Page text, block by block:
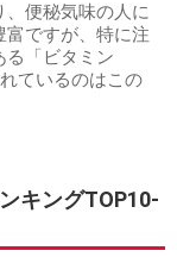
、便秘気味の人に
富ですが、特に注
る「ビタミン
ているのはこの
キングTOP10-